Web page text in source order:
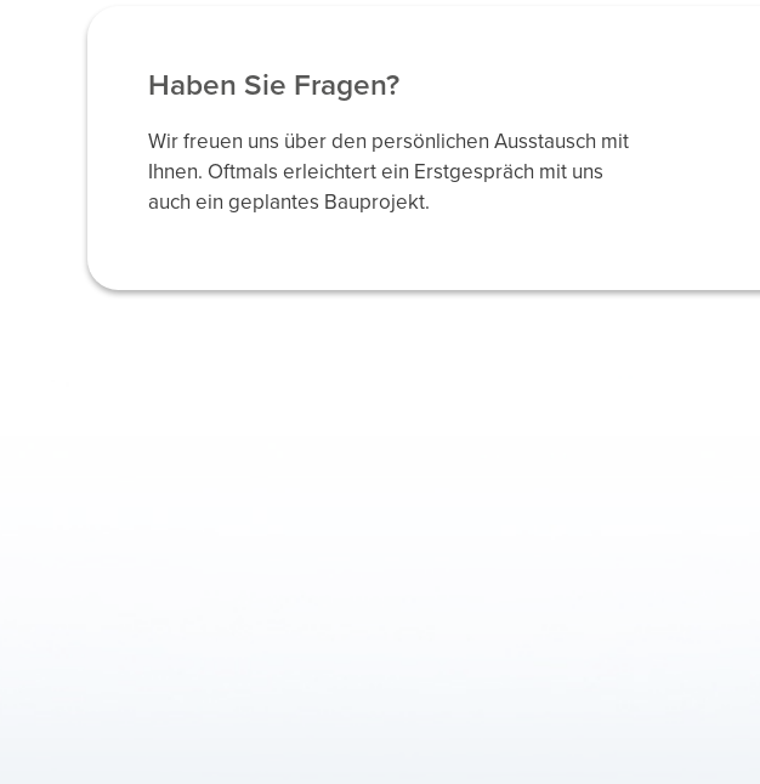
Haben Sie Fragen?
Wir freuen uns über den persönlichen Ausstausch mit
Ihnen. Oftmals erleichtert ein Erstgespräch mit uns
auch ein geplantes Bauprojekt.